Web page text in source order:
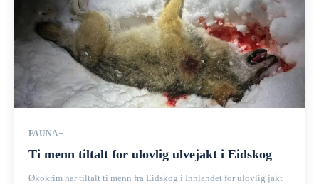
FAUNA+
Ti menn tiltalt for ulovlig ulvejakt i Eidskog
Økokrim har tiltalt ti menn fra Eidskog i Innlandet for ulovlig jakt